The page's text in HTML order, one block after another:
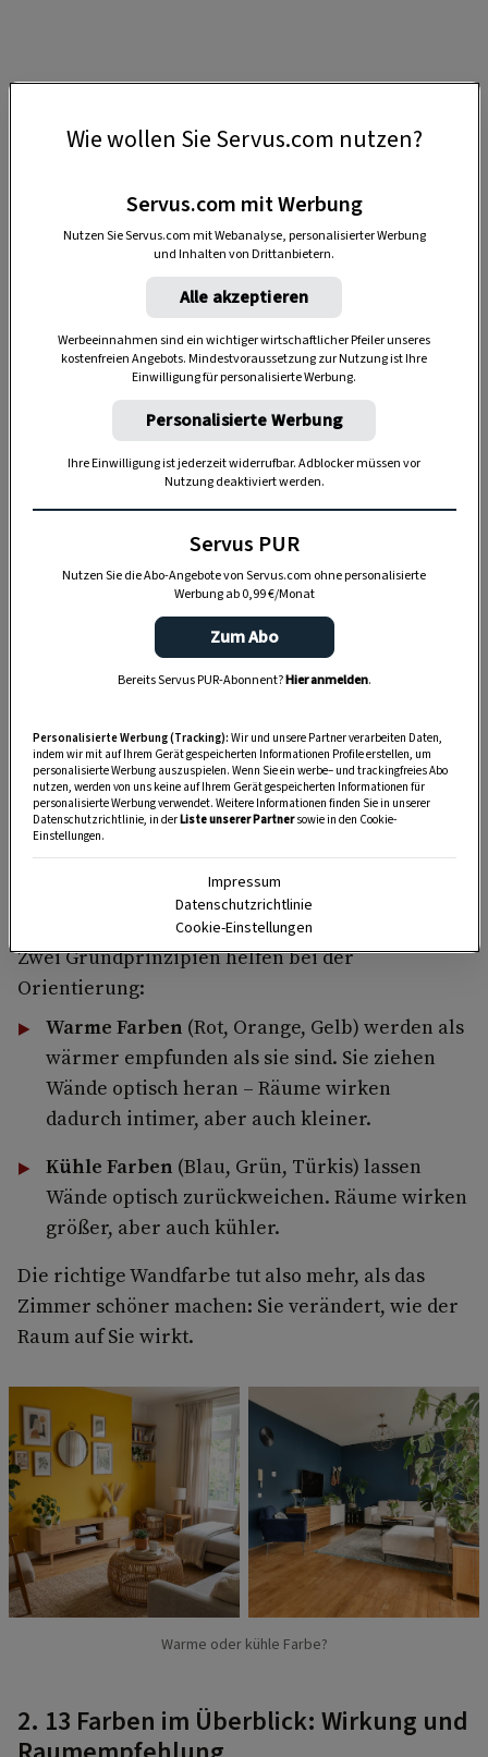
1. Was Wandfarben optisch und
atmosphärisch bewirken können
Nicht nur draußen, auch in unserem Zuhause
entfalten Farben ihre Wirkung. Sie können dafür
verantwortlich sein, ob wir uns wohl oder
unruhig fühlen – und sie verändern, wie groß,
hell oder warm ein Raum wirkt.
„Servus Garten“ auf WhatsApp
dem Balkon, der Terrasse oder im Garten zu werkeln? In
unserem kostenlosen WhatsApp-Kanal finden Sie täglich
Tipps und Tricks für Garten, Terrasse, Balkon- und
Zimmerpflanzen.
HIER MEHR ERFAHREN
Zwei Grundprinzipien helfen bei der
Orientierung:
Warme Farben (Rot, Orange, Gelb) werden als
wärmer empfunden als sie sind. Sie ziehen
Wände optisch heran – Räume wirken
dadurch intimer, aber auch kleiner.
Kühle Farben (Blau, Grün, Türkis) lassen
Wände optisch zurückweichen. Räume wirken
größer, aber auch kühler.
Die richtige Wandfarbe tut also mehr, als das
Zimmer schöner machen: Sie verändert, wie der
Raum auf Sie wirkt.
Warme oder kühle Farbe?
2. 13 Farben im Überblick: Wirkung und
Wie wollen Sie Servus.com nutzen?
Servus.com mit Werbung
Nutzen Sie Servus.com mit Webanalyse, personalisierter Werbung
und Inhalten von Drittanbietern.
Alle akzeptieren
Werbeeinnahmen sind ein wichtiger wirtschaftlicher Pfeiler unseres
kostenfreien Angebots. Mindestvoraussetzung zur Nutzung ist Ihre
Einwilligung für personalisierte Werbung.
Personalisierte Werbung
Ihre Einwilligung ist jederzeit widerrufbar. Adblocker müssen vor
Nutzung deaktiviert werden.
Servus PUR
Nutzen Sie die Abo-Angebote von Servus.com ohne personalisierte
Werbung ab 0,99 €/Monat
Zum Abo
Bereits Servus PUR-Abonnent?Hier anmelden.
Personalisierte Werbung (Tracking): Wir und unsere Partner verarbeiten Daten,
indem wir mit auf Ihrem Gerät gespeicherten Informationen Profile erstellen, um
personalisierte Werbung auszuspielen. Wenn Sie ein werbe– und trackingfreies Abo
nutzen, werden von uns keine auf Ihrem Gerät gespeicherten Informationen für
personalisierte Werbung verwendet. Weitere Informationen finden Sie in unserer
Datenschutzrichtlinie, in derListe unserer Partnersowie in den Cookie-
Einstellungen.
Impressum
Datenschutzrichtlinie
Cookie-Einstellungen